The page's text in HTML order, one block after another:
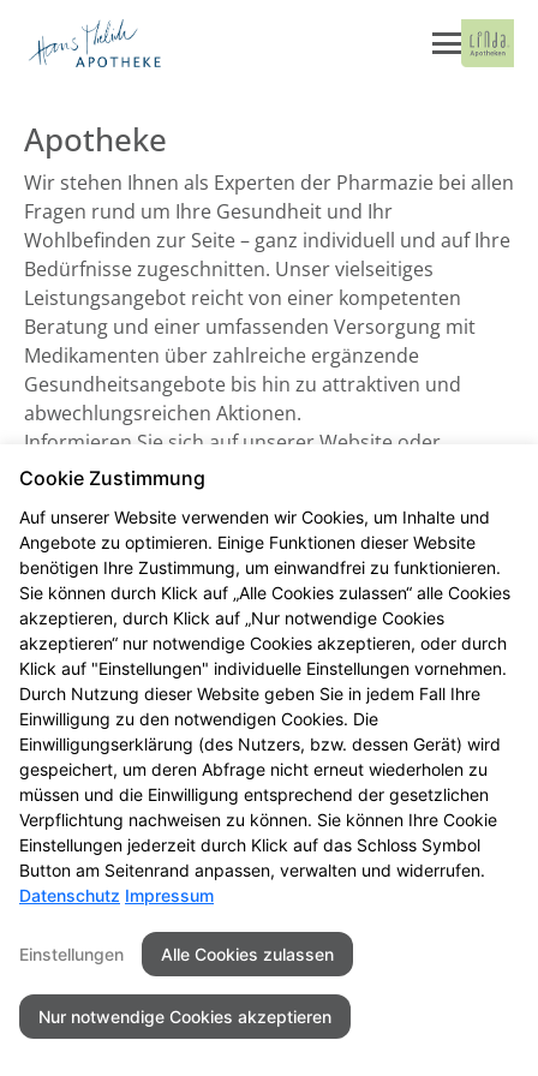
Apotheke
Wir stehen Ihnen als Experten der Pharmazie bei allen
Fragen rund um Ihre Gesundheit und Ihr
Wohlbefinden zur Seite – ganz individuell und auf Ihre
Bedürfnisse zugeschnitten. Unser vielseitiges
Leistungsangebot reicht von einer kompetenten
Beratung und einer umfassenden Versorgung mit
Medikamenten über zahlreiche ergänzende
Gesundheitsangebote bis hin zu attraktiven und
abwechlungsreichen Aktionen.
Informieren Sie sich auf unserer Website oder
besuchen Sie uns direkt vor Ort. Wir freuen uns auf
Seitenübersicht Kontakt
Impressum
Datenschutz
© 2026 Hans Mielich Apotheke
Cookie Zustimmung
Auf unserer Website verwenden wir Cookies, um Inhalte und
Angebote zu optimieren. Einige Funktionen dieser Website
benötigen Ihre Zustimmung, um einwandfrei zu funktionieren.
Sie können durch Klick auf „Alle Cookies zulassen“ alle Cookies
akzeptieren, durch Klick auf „Nur notwendige Cookies
akzeptieren“ nur notwendige Cookies akzeptieren, oder durch
Klick auf "Einstellungen" individuelle Einstellungen vornehmen.
Durch Nutzung dieser Website geben Sie in jedem Fall Ihre
Einwilligung zu den notwendigen Cookies. Die
Einwilligungserklärung (des Nutzers, bzw. dessen Gerät) wird
gespeichert, um deren Abfrage nicht erneut wiederholen zu
müssen und die Einwilligung entsprechend der gesetzlichen
Verpflichtung nachweisen zu können. Sie können Ihre Cookie
Einstellungen jederzeit durch Klick auf das Schloss Symbol
Button am Seitenrand anpassen, verwalten und widerrufen.
Datenschutz Impressum
Einstellungen Alle Cookies zulassen
Nur notwendige Cookies akzeptieren